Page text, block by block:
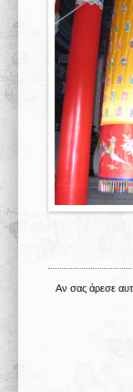
Σχολές
Άρθρα
Πολυμέσα
Αν σας άρεσε